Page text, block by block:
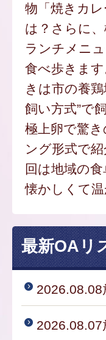
物「焼きカ
は？さらに
ランチメニ
食べ歩きま
きは市の養
飼い方式”で
極上卵で驚
ング形式で
回は地域の
懐かしくて
最新OAリ
2026.08.08
2026.08.07